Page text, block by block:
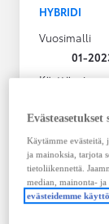
HYBRIDI
Vuosimalli
01-
Käyttövoima
38 900,00 €
495,36 € /
Tutustu autoon
Käytämme
ja mainoksia, tarjota
tietoliikennettä.
median, mainonta-
evästeidemme